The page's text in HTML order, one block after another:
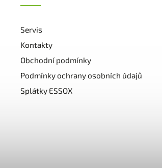
Servis
Kontakty
Obchodní podmínky
Podmínky ochrany osobních údajů
Splátky ESSOX